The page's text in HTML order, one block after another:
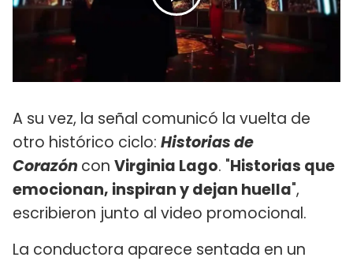
A su vez, la señal comunicó la vuelta de
otro histórico ciclo: Historias de
Corazón con Virginia Lago. "Historias que
emocionan, inspiran y dejan huella",
escribieron junto al video promocional.
La conductora aparece sentada en un